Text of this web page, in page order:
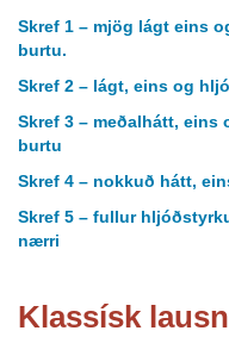
Skref 1 – mjög lágt eins
burtu.
Skref 2 – lágt, eins og
Skref 3 – meðalhátt,
burtu
Skref 4 – nokkuð hátt,
Skref 5 – fullur
nærri
Klassísk